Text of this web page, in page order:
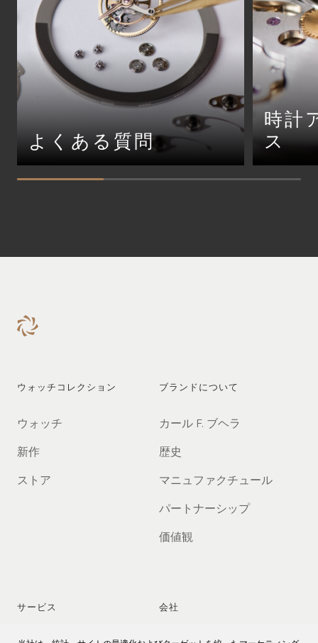
よくある質問
時計
ス
ウォッチコレクション
ウォッチ
新作
ストア
ブランドについて
カール F. ブヘラ
歴史
マニュファクチュール
パートナーシップ
価値観
サービス 会社